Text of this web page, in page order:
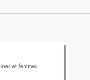
et femmes